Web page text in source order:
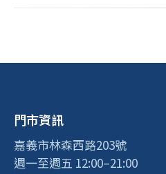
門市資訊
嘉義市林森西路203號
週一至週五 12:00–21:00